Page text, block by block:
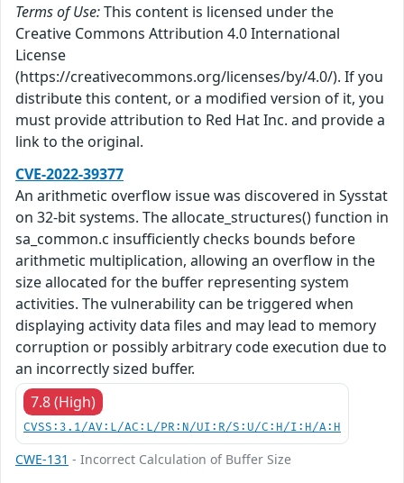
Terms of Use:This content is licensed under the
Creative Commons Attribution 4.0 International
License
(https://creativecommons.org/licenses/by/4.0/). If you
distribute this content, or a modified version of it, you
must provide attribution to Red Hat Inc. and provide a
link to the original.
CVE-2022-39377
An arithmetic overflow issue was discovered in Sysstat
on 32-bit systems. The allocate_structures() function in
sa_common.c insufficiently checks bounds before
arithmetic multiplication, allowing an overflow in the
size allocated for the buffer representing system
activities. The vulnerability can be triggered when
displaying activity data files and may lead to memory
corruption or possibly arbitrary code execution due to
an incorrectly sized buffer.
7.8 (High)
CVSS:3.1/AV:L/AC:L/PR:N/UI:R/S:U/C:H/I:H/A:H
CWE-131 - Incorrect Calculation of Buffer Size